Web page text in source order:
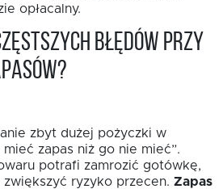
opłacalny.
błędów przy
zbyt dużej pożyczki w
zapas niż go nie mieć”.
potrafi zamrozić gotówkę,
ryzyko przecen. Zapas